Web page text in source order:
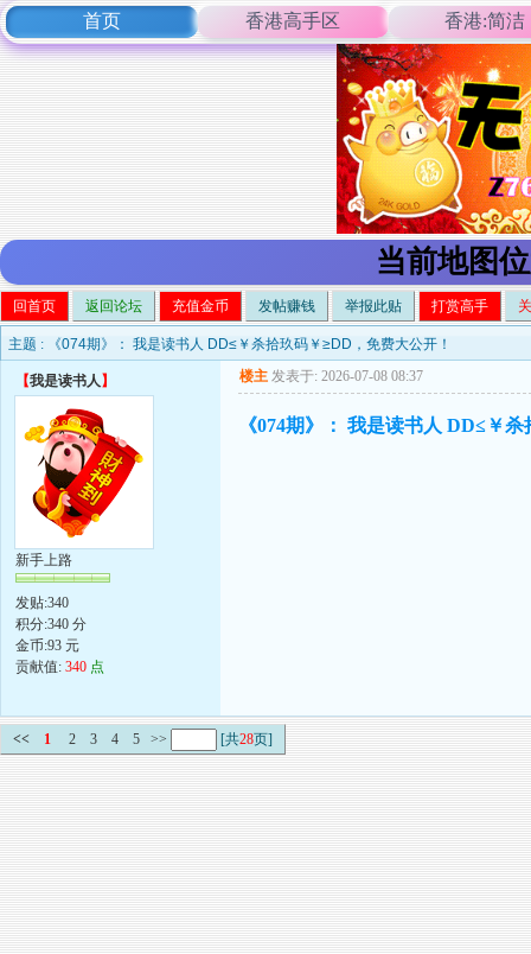
首页 香港高手区 香港:简洁
当前地图
回首页 返回论坛 充值金币 发帖赚钱 举报此贴 打赏高手
主题 : 《074期》： 我是读书人 DD≤￥杀拾玖码￥≥DD，免费大公开！
【我是读书人 】
新手上路
发贴:340
积分:340 分
金币:93 元
贡献值: 340 点
楼主 发表于: 2026-07-08 08:37
《074期》： 我是读书人 DD≤￥
<< 1 2 3 4 5 >> [共28页]